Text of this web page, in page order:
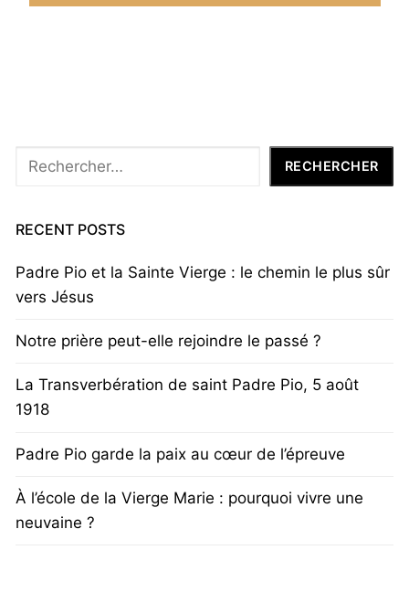
Rechercher RECHERCHER
RECENT POSTS
Padre Pio et la Sainte Vierge : le chemin le plus sûr
vers Jésus
Notre prière peut-elle rejoindre le passé ?
La Transverbération de saint Padre Pio, 5 août
1918
Padre Pio garde la paix au cœur de l’épreuve
À l’école de la Vierge Marie : pourquoi vivre une
neuvaine ?